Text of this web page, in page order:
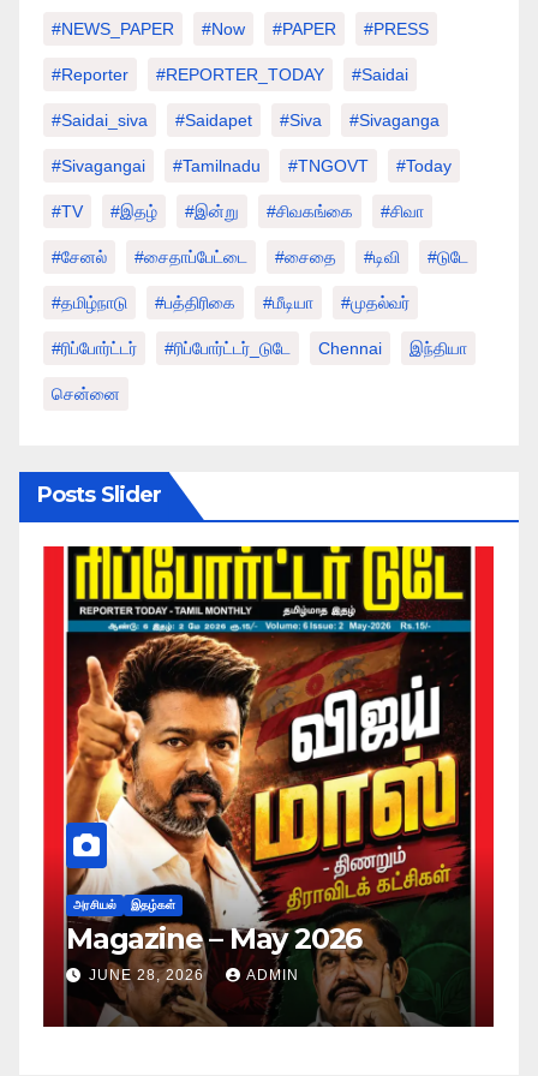
#NEWS_PAPER #Now #PAPER #PRESS
#Reporter #REPORTER_TODAY #saidai
#saidai_siva #saidapet #Siva #Sivaganga
#sivagangai #tamilnadu #TNGOVT #today
#TV #இதழ் #இன்று #சிவகங்கை #சிவா
#சேனல் #சைதாப்பேட்டை #சைதை #டிவி #டுடே
#தமிழ்நாடு #பத்திரிகை #மீடியா #முதல்வர்
#ரிப்போர்ட்டர் #ரிப்போர்ட்டர்_டுடே Chennai இந்தியா
சென்னை
Posts Slider
அரசியல் இதழ்கள்
Magazine – May 2026
JUNE 28, 2026 ADMIN